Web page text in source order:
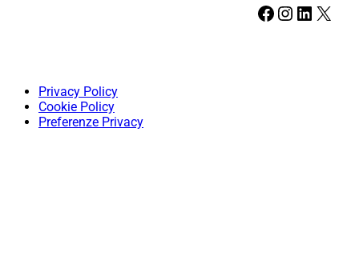
Facebook Instagram LinkedIn X
Privacy Policy
Cookie Policy
Preferenze Privacy